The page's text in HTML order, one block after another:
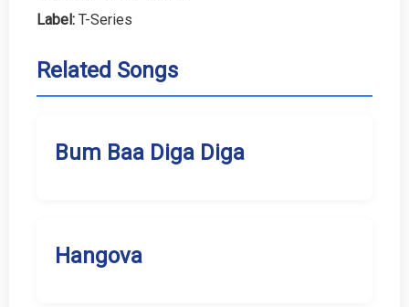
Label: T-Series
Related Songs
Bum Baa Diga Diga
Hangova